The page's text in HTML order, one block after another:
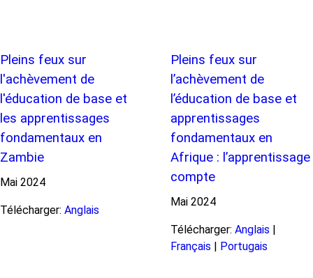
Pleins feux sur
l'achèvement de
l'éducation de base et
les apprentissages
fondamentaux en
Zambie
Mai 2024
Télécharger: Anglais
Pleins feux sur
l’achèvement de
l’éducation de base et
apprentissages
fondamentaux en
Afrique : l’apprentissage
compte
Mai 2024
Télécharger: Anglais |
Français | Portugais